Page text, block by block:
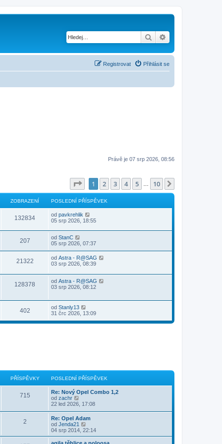
Hledat
Přihlásit se
Registrovat
Právě je 07 srp 2026, 08:56
Stránka z
1 2 3 4 5 10
ZOBRAZENÍ POSLEDNÍ PŘÍSPĚVEK
132834 od pavkrehlik
05 srp 2026, 18:55
207 od StanC
05 srp 2026, 07:37
21322 od Astra - R@SAG
03 srp 2026, 08:39
128378 od Astra - R@SAG
03 srp 2026, 08:12
402 od Stanly13
31 črc 2026, 13:09
PŘÍSPĚVKY POSLEDNÍ PŘÍSPĚVEK
715
Re: Nový Opel Combo 1,2
od zachr
o
r
a
z
i
t
22 led 2026, 17:08
2
Re: Opel Adam
od Jenda21
o
b
r
04 srp 2014, 22:14